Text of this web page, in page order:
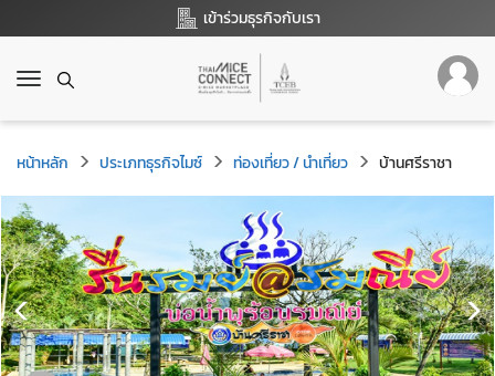
เข้าร่วมธุรกิจกับเรา
T
g
g
l
e
n
a
v
i
g
a
t
หน้าหลัก ประเภทธุรกิจไมซ์ ท่องเที่ยว / นำเที่ยว บ้านศรีราชา